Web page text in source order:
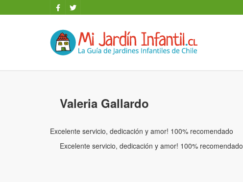
Valeria Gallardo
Excelente servicio, dedicación y amor! 100% recomendado
Excelente servicio, dedicación y amor! 100% recomendado